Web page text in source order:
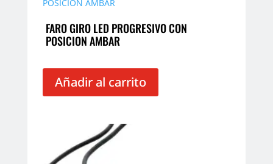
FARO GIRO LED PROGRESIVO CON
POSICION AMBAR
Añadir al carrito